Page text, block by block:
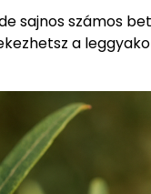
sajnos számos
a